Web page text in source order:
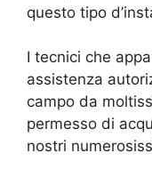
questo tipo
I tecnici che
assistenza
campo da
permesso di
nostri